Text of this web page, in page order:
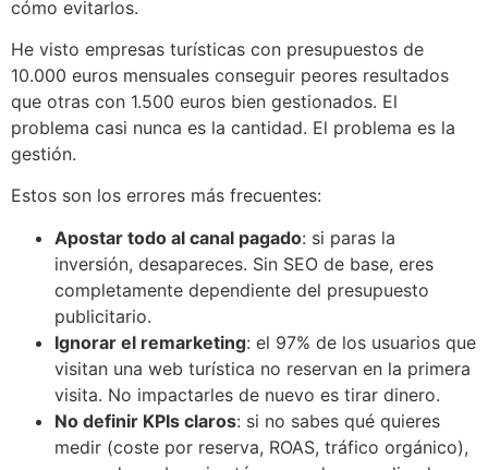
cómo evitarlos.
He visto empresas turísticas con presupuestos de
10.000 euros mensuales conseguir peores resultados
que otras con 1.500 euros bien gestionados. El
problema casi nunca es la cantidad. El problema es la
gestión.
Estos son los errores más frecuentes:
Apostar todo al canal pagado: si paras la
inversión, desapareces. Sin SEO de base, eres
completamente dependiente del presupuesto
publicitario.
Ignorar el remarketing: el 97% de los usuarios que
visitan una web turística no reservan en la primera
visita. No impactarles de nuevo es tirar dinero.
No definir KPIs claros: si no sabes qué quieres
medir (coste por reserva, ROAS, tráfico orgánico),